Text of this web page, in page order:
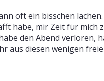
oft ein bisschen lachen.
habe, mir Zeit für
den Abend verloren,
aus diesen wenigen